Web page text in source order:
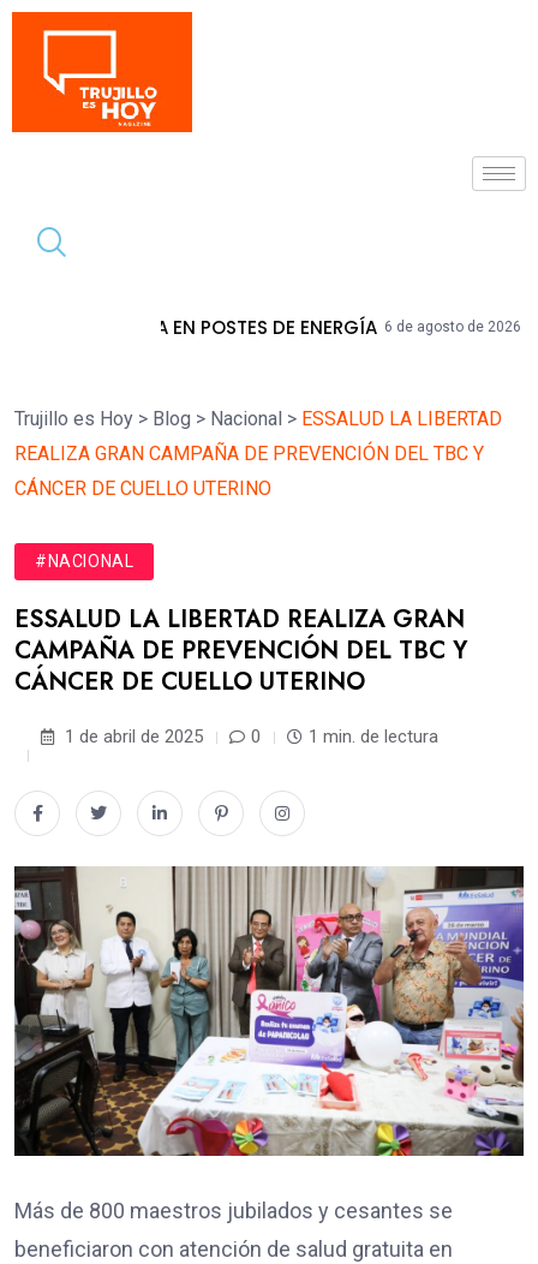
DE ENERGÍA 6 de agosto de 2026 La Libertad
Trujillo es Hoy > Blog > Nacional > ESSALUD LA LIBERTAD
REALIZA GRAN CAMPAÑA DE PREVENCIÓN DEL TBC Y
CÁNCER DE CUELLO UTERINO
#NACIONAL
ESSALUD LA LIBERTAD REALIZA GRAN
CAMPAÑA DE PREVENCIÓN DEL TBC Y
CÁNCER DE CUELLO UTERINO
1 de abril de 2025 0 1 min. de lectura
Más de 800 maestros jubilados y cesantes se
beneficiaron con atención de salud gratuita en